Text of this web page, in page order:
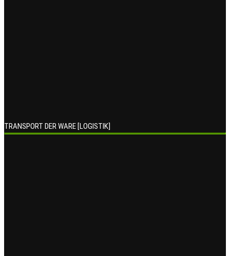
TRANSPORT DER WARE [LOGISTIK]